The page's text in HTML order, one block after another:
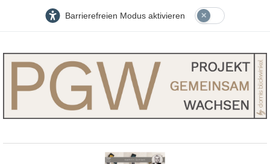
Barrierefreien Modus aktivieren